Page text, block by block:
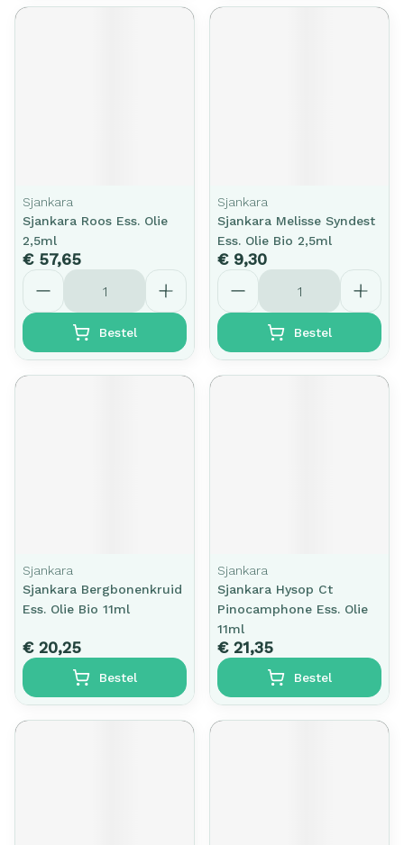
Sjankara
Sjankara Roos Ess. Olie
2,5ml
€ 57,65
Aantal
Bestel
Sjankara
Sjankara Melisse Syndest
Ess. Olie Bio 2,5ml
€ 9,30
Aantal
Bestel
Sjankara
Sjankara Bergbonenkruid
Ess. Olie Bio 11ml
€ 20,25
Bestel
Sjankara
Sjankara Hysop Ct
Pinocamphone Ess. Olie
11ml
€ 21,35
Bestel